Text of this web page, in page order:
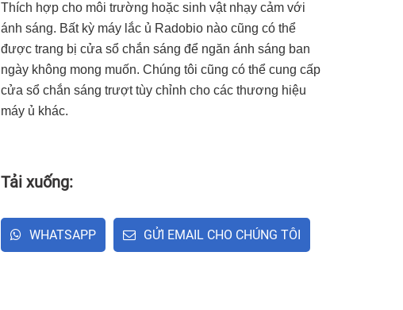
Thích hợp cho môi trường hoặc sinh vật nhạy cảm với
ánh sáng. Bất kỳ máy lắc ủ Radobio nào cũng có thể
được trang bị cửa sổ chắn sáng để ngăn ánh sáng ban
ngày không mong muốn. Chúng tôi cũng có thể cung cấp
cửa sổ chắn sáng trượt tùy chỉnh cho các thương hiệu
máy ủ khác.
Tải xuống:
WHATSAPP GỬI EMAIL CHO CHÚNG TÔI